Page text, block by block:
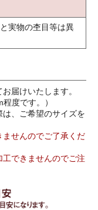
実物の杢目等は異
届けいたします。
度です。）
、ご希望のサイズを
せんのでご了承くだ
できませんのでご注